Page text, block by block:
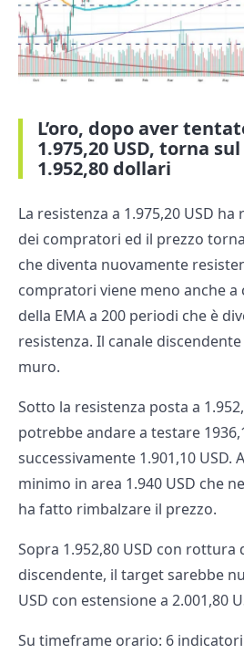
L’oro, dopo aver
1.975,20 USD, torna
1.952,80 dollari
La resistenza a 1.975,20 USD
dei compratori ed il prezzo
che diventa nuovamente
compratori viene meno anche a
della EMA a 200 periodi che è
resistenza. Il canale
muro.
Sotto la resistenza posta a
potrebbe andare a testare
successivamente 1.901,10 USD.
minimo in area 1.940 USD che
ha fatto rimbalzare il prezzo.
Sopra 1.952,80 USD con rottura
discendente, il target sarebbe
USD con estensione a 2.001,80
Su timeframe orario: 6